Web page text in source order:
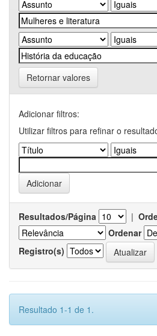
Retornar valores
Adicionar filtros:
Utilizar filtros para refinar o
Resultados/Página |
Ordenar
Registro(s)
Resultado 1-1 de 1.